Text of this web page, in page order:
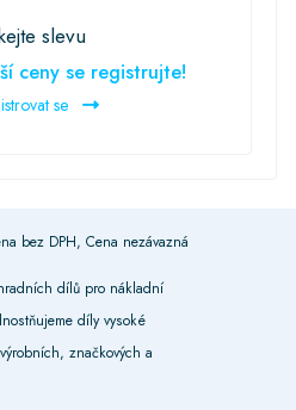
slevu
ceny se registrujte!
se
bez DPH, Cena nezávazná
dílů pro nákladní
díly vysoké
značkových a